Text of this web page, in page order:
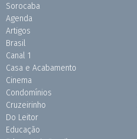
Sorocaba
Agenda
Artigos
Brasil
Canal 1
Casa e Acabamento
Cinema
Condomínios
Cruzeirinho
Do Leitor
Educação